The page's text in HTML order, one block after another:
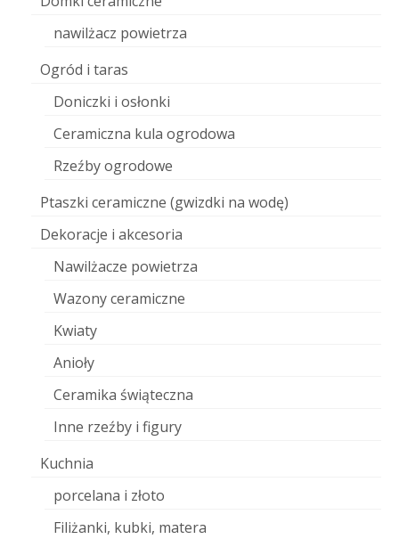
nawilżacz powietrza
Ogród i taras
Doniczki i osłonki
Ceramiczna kula ogrodowa
Rzeźby ogrodowe
Ptaszki ceramiczne (gwizdki na wodę)
Dekoracje i akcesoria
Nawilżacze powietrza
Wazony ceramiczne
Kwiaty
Anioły
Ceramika świąteczna
Inne rzeźby i figury
Kuchnia
porcelana i złoto
Filiżanki, kubki, matera